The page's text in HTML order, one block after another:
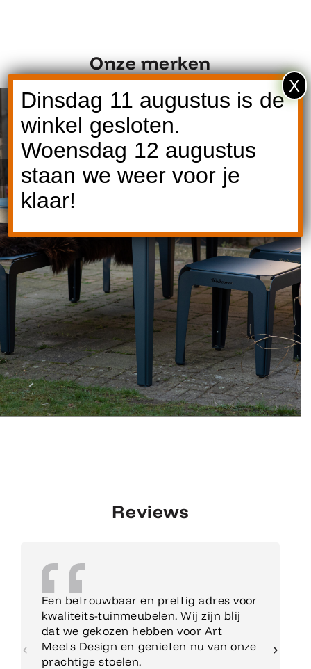
Onze merken
Ontdek Weltevree
Reviews
Een betrouwbaar en prettig adres voor
kwaliteits-tuinmeubelen. Wij zijn blij
dat we gekozen hebben voor Art
Meets Design en genieten nu van onze
prachtige stoelen.
Dinsdag 11 augustus is de
winkel gesloten.
Woensdag 12 augustus
staan we weer voor je
klaar!
X